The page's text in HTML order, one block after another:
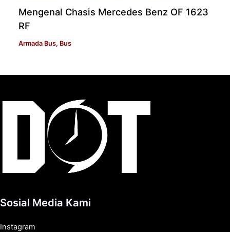
Mengenal Chasis Mercedes Benz OF 1623
RF
Armada Bus, Bus
Sosial Media Kami
Instagram